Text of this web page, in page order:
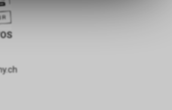
ermöglichen. Bitte beachten Sie,
dass die gespeicherten Daten
keinerlei Rückschlüsse auf Ihre